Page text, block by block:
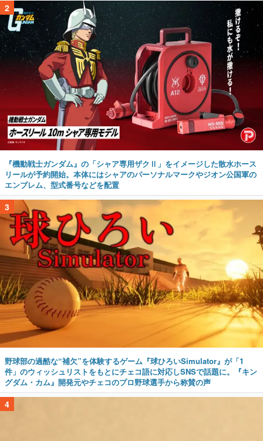
2
『機動戦士ガンダム』の「シャア専用ザクⅡ」をイメージした散水ホース
リールが予約開始。本体にはシャアのパーソナルマークやジオン公国軍の
エンブレム、型式番号などを配置
3
野球部の過酷な“補欠”を体験するゲーム『球ひろいSimulator』が「1
件」のウィッシュリストをもとにチェコ語に対応しSNSで話題に。『キン
グダム・カム』開発元やチェコのプロ野球選手から称賛の声
4